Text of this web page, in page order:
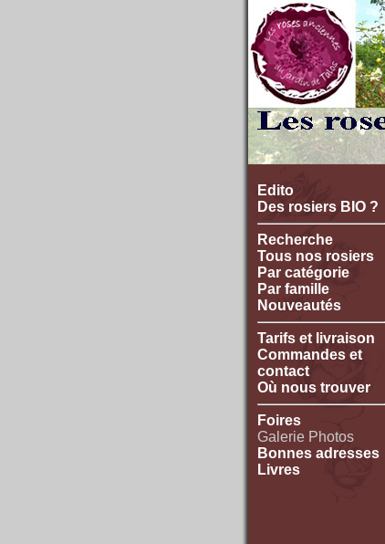
Edito
Des rosiers BIO ?
Recherche
Tous nos rosiers
Par catégorie
Par famille
Nouveautés
Tarifs et livraison
Commandes et
contact
Où nous trouver
Foires
Galerie Photos
Bonnes adresses
Livres